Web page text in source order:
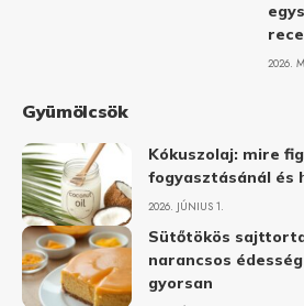
2026.
Gyümölcsök
Kókuszolaj: mire
fogyasztásánál és
2026. JÚNIUS 1.
Sütőtökös
narancsos
gyorsan